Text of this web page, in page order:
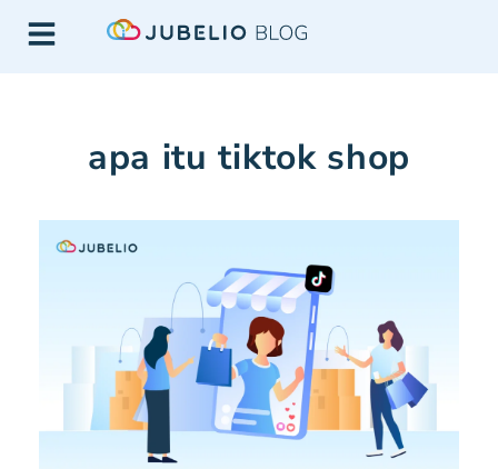
apa itu tiktok shop